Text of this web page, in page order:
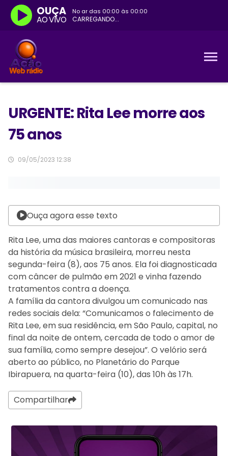
No ar das 00:00 às 00:00
CARREGANDO...
OUÇA
AO VIVO
URGENTE: Rita Lee morre aos
75 anos
09/05/2023 12:38
Ouça agora esse texto
Rita Lee, uma das maiores cantoras e compositoras
da história da música brasileira, morreu nesta
segunda-feira (8), aos 75 anos. Ela foi diagnosticada
com câncer de pulmão em 2021 e vinha fazendo
tratamentos contra a doença.
A família da cantora divulgou um comunicado nas
redes sociais dela: “Comunicamos o falecimento de
Rita Lee, em sua residência, em São Paulo, capital, no
final da noite de ontem, cercada de todo o amor de
sua família, como sempre desejou”. O velório será
aberto ao público, no Planetário do Parque
Ibirapuera, na quarta-feira (10), das 10h às 17h.
Compartilhar